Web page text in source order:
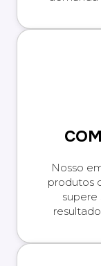
Nosso
produtos
supere